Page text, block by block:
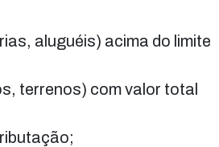
aluguéis) acima do limite
terrenos) com valor total